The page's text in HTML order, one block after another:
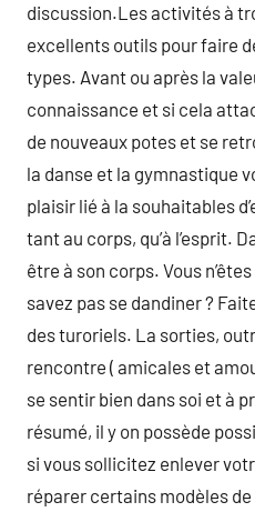
discussion.Les activités à
excellents outils pour faire
types. Avant ou après la
connaissance et si cela
de nouveaux potes et se
la danse et la gymnastique
plaisir lié à la souhaitables
tant au corps, qu’à l’esprit.
être à son corps. Vous
savez pas se dandiner ?
des turoriels. La sorties,
rencontre ( amicales et
se sentir bien dans soi et à
résumé, il y on possède
si vous sollicitez enlever
réparer certains modèles